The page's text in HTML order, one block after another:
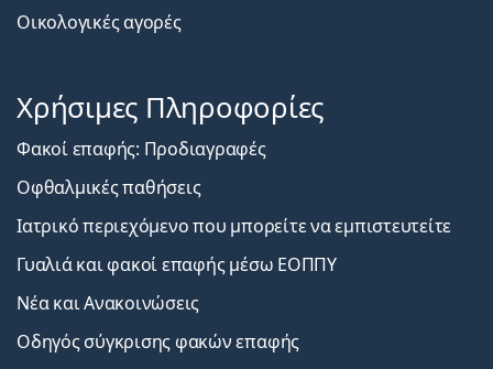
Οικολογικές αγορές
Χρήσιμες Πληροφορίες
Φακοί επαφής: Προδιαγραφές
Οφθαλμικές παθήσεις
Ιατρικό περιεχόμενο που μπορείτε να εμπιστευτείτε
Γυαλιά και φακοί επαφής μέσω ΕΟΠΠΥ
Νέα και Ανακοινώσεις
Οδηγός σύγκρισης φακών επαφής